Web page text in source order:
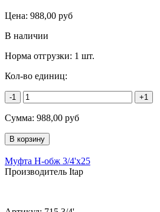
Цена: 988,00 руб
В наличии
Норма отгрузки: 1 шт.
Кол-во единиц:
-1 +1
Сумма: 988,00 руб
Муфта Н-обж 3/4'х25
Производитель Itap